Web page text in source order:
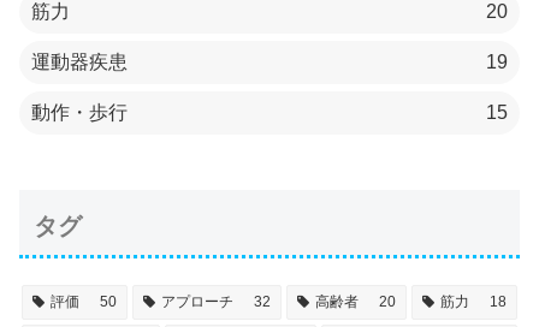
筋力 20
運動器疾患 19
動作・歩行 15
タグ
評価 50 アプローチ 32 高齢者 20 筋力 18